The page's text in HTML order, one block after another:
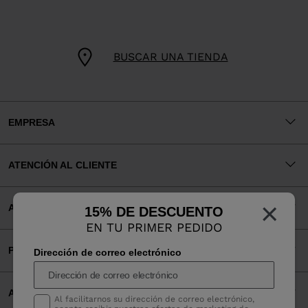
×
15% DE DESCUENTO
EN TU PRIMER PEDIDO
Dirección de correo electrónico
Al facilitarnos su dirección de correo electrónico,
BUSCAR UNA TIENDA
EMPRESA
ATENCIÓN AL CLIENTE
AVISOS LEGALES
PAGOS ACEPTADOS
APP